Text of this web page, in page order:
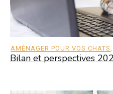
AMÉNAGER POUR VOS CHATS,
Bilan et perspectives